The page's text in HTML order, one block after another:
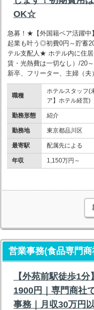
OK☆
急募！★【外国籍ペア活躍中
起業も叶う◎初費0円～貯蓄
テル支配人★ ホテル内に住
賃・光熱費は一切なし）/20
新卒、フリーター、主婦（夫
職種
ホテルスタッフ(
ア】ホテル経営)
勤務形態 紹介
勤務地 東京都品川区
最寄駅 配属先による
年収 1,150万円～
営業事務(食品専門
【外苑前駅徒歩1分
1900円｜専門商社
事務｜月収30万円